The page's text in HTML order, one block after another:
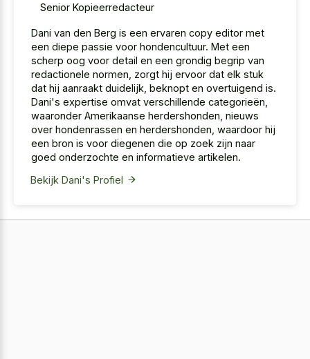
Senior Kopieerredacteur
Dani van den Berg is een ervaren copy editor met
een diepe passie voor hondencultuur. Met een
scherp oog voor detail en een grondig begrip van
redactionele normen, zorgt hij ervoor dat elk stuk
dat hij aanraakt duidelijk, beknopt en overtuigend is.
Dani's expertise omvat verschillende categorieën,
waaronder Amerikaanse herdershonden, nieuws
over hondenrassen en herdershonden, waardoor hij
een bron is voor diegenen die op zoek zijn naar
goed onderzochte en informatieve artikelen.
Bekijk Dani's Profiel